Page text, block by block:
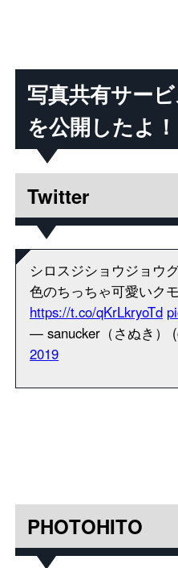
写真共有サー
を公開したよ！
Twitter
シロスジショウジョウ
色のちっちゃ可愛いクモ
https://t.co/qKrLkryoTd
— sanucker（さぬき）
2019
PHOTOHITO